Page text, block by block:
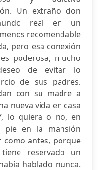
Un extraño don
real en un
recomendable
pero esa conexión
poderosa, mucho
de evitar lo
de sus padres,
con su madre a
nueva vida en casa
lo quiera o no, en
pie en la mansión
como antes, porque
reservado un
hablado nunca.